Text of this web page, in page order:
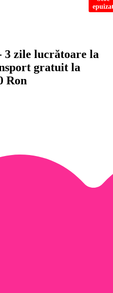
zile lucrătoare la
gratuit la
Ron